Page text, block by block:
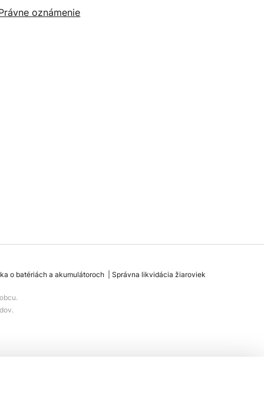
oznámenie
o batériách a akumulátoroch Správna likvidácia žiaroviek